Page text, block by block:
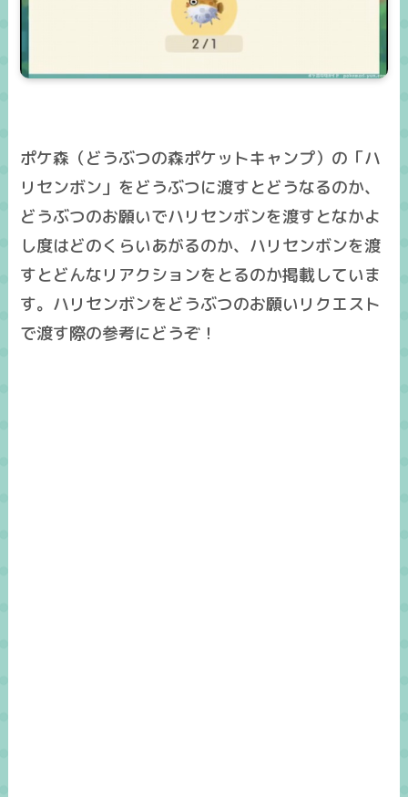
ポケ森（どうぶつの森ポケットキャンプ）の「ハ
リセンボン」をどうぶつに渡すとどうなるのか、
どうぶつのお願いでハリセンボンを渡すとなかよ
し度はどのくらいあがるのか、ハリセンボンを渡
すとどんなリアクションをとるのか掲載していま
す。ハリセンボンをどうぶつのお願いリクエスト
で渡す際の参考にどうぞ！